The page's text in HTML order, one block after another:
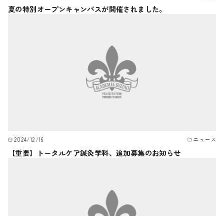
夏の特別オープンキャンパスが開催されました。
2024/12/16 ニュース
【重要】トータルケア鍼灸学科、追加募集のお知らせ